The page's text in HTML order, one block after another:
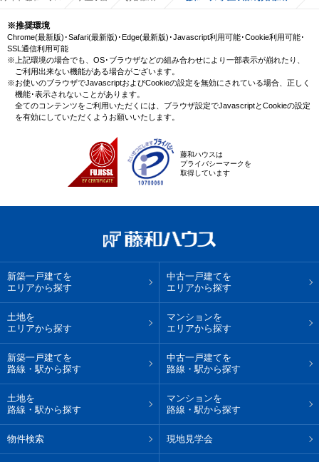
※推奨環境
Chrome(最新版)･Safari(最新版)･Edge(最新版)･Javascript利用可能･Cookie利用可能･
SSL通信利用可能
※上記環境の場合でも、OS･ブラウザなどの組み合わせにより一部表示が崩れたり、
ご利用出来ない機能がある場合がございます。
※お使いのブラウザでJavascriptおよびCookieの設定を無効にされている場合、正しく
機能･表示されないことがあります。
全てのコンテンツをご利用いただくには、ブラウザ設定でJavascriptとCookieの設定
を有効にしていただくようお願いいたします。
藤和ハウスは
プライバシーマークを
取得しています
新築一戸建てを
エリアから探す
中古一戸建てを
エリアから探す
土地を
エリアから探す
マンションを
エリアから探す
新築一戸建てを
路線・駅から探す
中古一戸建てを
路線・駅から探す
土地を
路線・駅から探す
マンションを
路線・駅から探す
物件検索 現地見学会